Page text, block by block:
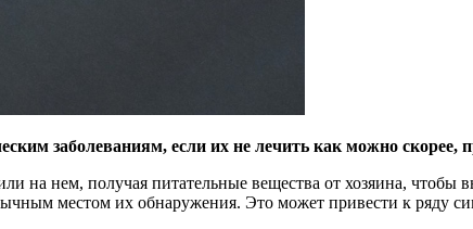
заболеваниям, если их не лечить как можно скорее,
на нем, получая питательные вещества от хозяина,
местом их обнаружения. Это может привести к ряду